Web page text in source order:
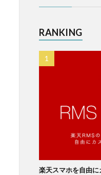
RANKING
楽天スマホを自由